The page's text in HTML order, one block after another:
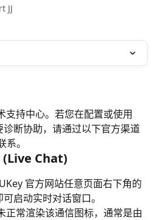
JJ
支持中心。若您在配置或使用
断协助，请通过以下官方渠道
。
(Live Chat)
官方网站任意页面右下角的
启动实时对话窗口。
正常渲染该通信图标，通常是由